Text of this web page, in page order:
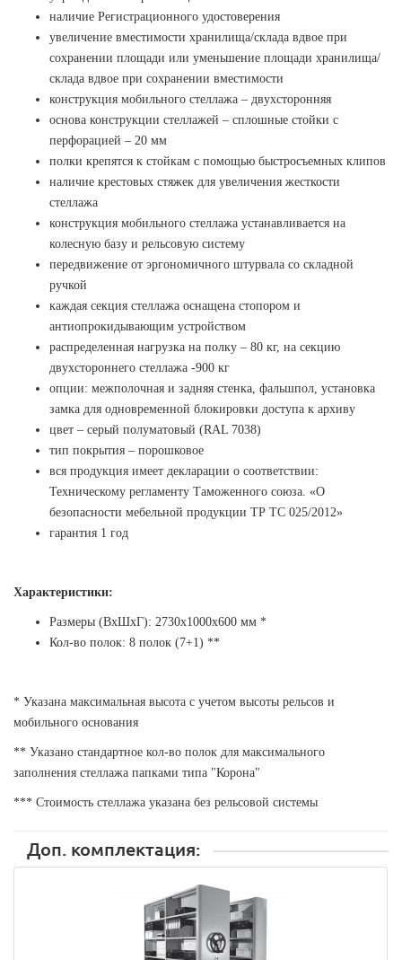
наличие Регистрационного удостоверения
увеличение вместимости хранилища/склада вдвое при
сохранении площади или уменьшение площади хранилища/
склада вдвое при сохранении вместимости
конструкция мобильного стеллажа – двухсторонняя
основа конструкции стеллажей – сплошные стойки с
перфорацией – 20 мм
полки крепятся к стойкам с помощью быстросъемных клипов
наличие крестовых стяжек для увеличения жесткости
стеллажа
конструкция мобильного стеллажа устанавливается на
колесную базу и рельсовую систему
передвижение от эргономичного штурвала со складной
ручкой
каждая секция стеллажа оснащена стопором и
антиопрокидывающим устройством
распределенная нагрузка на полку – 80 кг, на секцию
двухстороннего стеллажа -900 кг
опции: межполочная и задняя стенка, фальшпол, установка
замка для одновременной блокировки доступа к архиву
цвет – серый полуматовый (RAL 7038)
тип покрытия – порошковое
вся продукция имеет декларации о соответствии:
Техническому регламенту Таможенного союза. «О
безопасности мебельной продукции ТР ТС 025/2012»
гарантия 1 год
Характеристики:
Размеры (ВхШхГ): 2730х1000х600 мм *
Кол-во полок: 8 полок (7+1) **
* Указана максимальная высота с учетом высоты рельсов и
мобильного основания
** Указано стандартное кол-во полок для максимального
заполнения стеллажа папками типа "Корона"
*** Стоимость стеллажа указана без рельсовой системы
Доп. комплектация: